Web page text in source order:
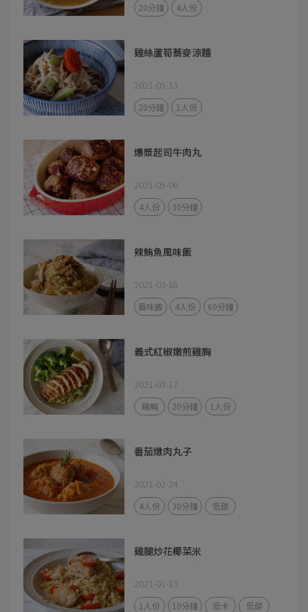
20分鐘 4人份
雞絲蘆筍蕎麥涼麵
2021-05-13
20分鐘 1人份
爆漿起司牛肉丸
2021-05-06
4人份 30分鐘
辣鮪魚風味飯
2021-03-18
風味飯 4人份 60分鐘
義式紅椒嫩煎雞胸
2021-03-17
雞胸 20分鐘 1人份
番茄燉肉丸子
2021-02-24
4人份 30分鐘 低碳
雞腿炒花椰菜米
2021-01-13
1人份 10分鐘 低卡 低碳